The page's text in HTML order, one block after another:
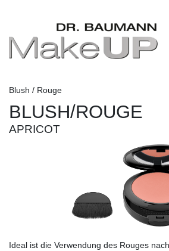
Blush / Rouge
BLUSH/ROUGE
APRICOT
Ideal ist die Verwendung des Rouges